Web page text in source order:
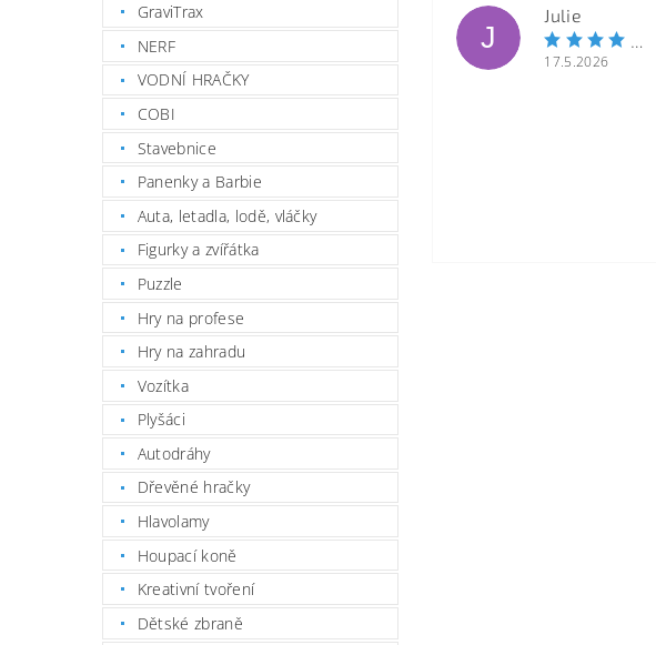
GraviTrax
NERF
VODNÍ HRAČKY
COBI
Stavebnice
Panenky a Barbie
Auta, letadla, lodě, vláčky
Figurky a zvířátka
Puzzle
Hry na profese
Hry na zahradu
Vozítka
Plyšáci
Autodráhy
Dřevěné hračky
Hlavolamy
Houpací koně
Kreativní tvoření
Dětské zbraně
J
Julie
17.5.2026